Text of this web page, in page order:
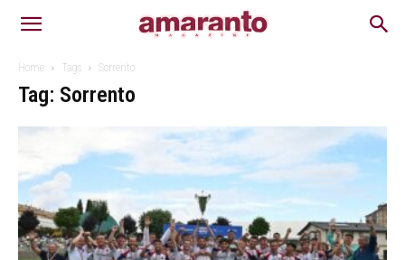
Home Tags Sorrento
Tag: Sorrento